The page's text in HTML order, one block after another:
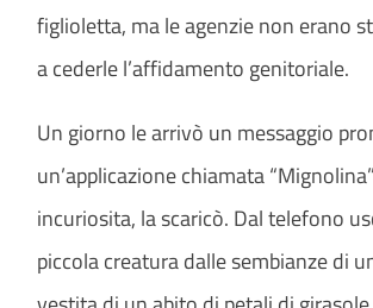
figlioletta, ma le agenzie non erano
a cederle l’affidamento genitoriale.
Un giorno le arrivò un messaggio
un’applicazione chiamata
incuriosita, la scaricò. Dal telefono
piccola creatura dalle sembianze di